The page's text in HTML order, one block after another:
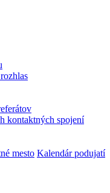
kontaktných spojení
mesto Kalendár podujatí